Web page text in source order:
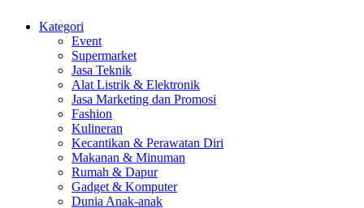
Kategori
Event
Supermarket
Jasa Teknik
Alat Listrik & Elektronik
Jasa Marketing dan Promosi
Fashion
Kulineran
Kecantikan & Perawatan Diri
Makanan & Minuman
Rumah & Dapur
Gadget & Komputer
Dunia Anak-anak